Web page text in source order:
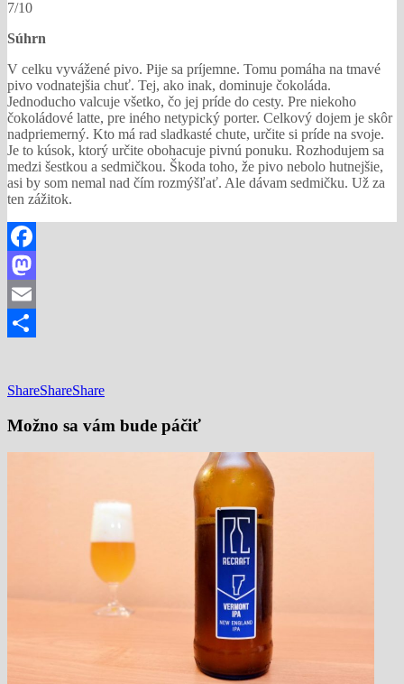
7/10
Súhrn
V celku vyvážené pivo. Pije sa príjemne. Tomu pomáha na tmavé
pivo vodnatejšia chuť. Tej, ako inak, dominuje čokoláda.
Jednoducho valcuje všetko, čo jej príde do cesty. Pre niekoho
čokoládové latte, pre iného netypický porter. Celkový dojem je skôr
nadpriemerný. Kto má rad sladkasté chute, určite si príde na svoje.
Je to kúsok, ktorý určite obohacuje pivnú ponuku. Rozhodujem sa
medzi šestkou a sedmičkou. Škoda toho, že pivo nebolo hutnejšie,
asi by som nemal nad čím rozmýšľať. Ale dávam sedmičku. Už za
ten zážitok.
Facebook
Mastodon
Email
ShareShareShare
Možno sa vám bude páčiť